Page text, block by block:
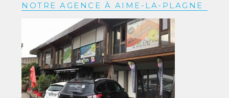
NOTRE AGENCE À AIME-LA-PLAGNE